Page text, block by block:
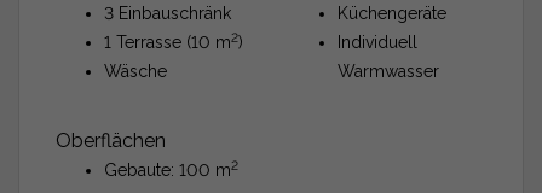
3 Einbauschränk
1 Terrasse (10 m2)
Wäsche
Oberflächen
Gebaute: 100 m2
Küchengeräte
Individuell
Warmwasser